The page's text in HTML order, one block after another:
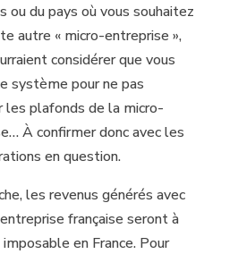
ou du pays où vous souhaitez
autre « micro-entreprise »,
considérer que vous
système pour ne pas
les plafonds de la micro-
À confirmer donc avec les
en question.
les revenus générés avec
française seront à
en France. Pour